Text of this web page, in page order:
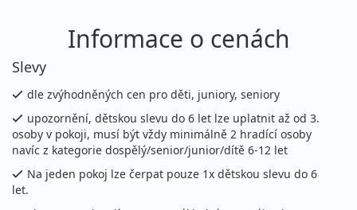
Informace o cenách
Slevy
dle zvýhodněných cen pro děti, juniory, seniory
upozornění, dětskou slevu do 6 let lze uplatnit až od 3.
osoby v pokoji, musí být vždy minimálně 2 hradící osoby
navíc z kategorie dospělý/senior/junior/dítě 6-12 let
Na jeden pokoj lze čerpat pouze 1x dětskou slevu do 6
let.